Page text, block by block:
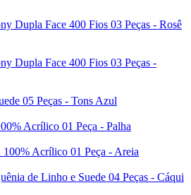
Dupla Face 400 Fios 03 Peças - Rosê
Dupla Face 400 Fios 03 Peças -
05 Peças - Tons Azul
Acrílico 01 Peça - Palha
Acrílico 01 Peça - Areia
de Linho e Suede 04 Peças - Cáqui